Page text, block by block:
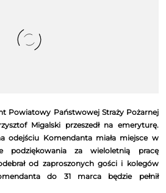
Powiatowy Państwowej Straży Pożarnej
Migalski przeszedł na emeryturę.
odejściu Komendanta miała miejsce w
podziękowania za wieloletnią pracę
od zaproszonych gości i kolegów
do 31 marca będzie pełnił